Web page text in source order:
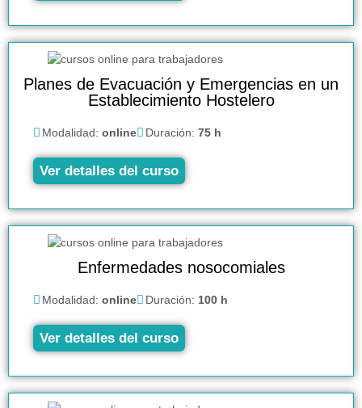
Planes de Evacuación y Emergencias en un
Establecimiento Hostelero
Modalidad: online Duración: 75 h
Ver detalles del curso
Enfermedades nosocomiales
Modalidad: online Duración: 100 h
Ver detalles del curso